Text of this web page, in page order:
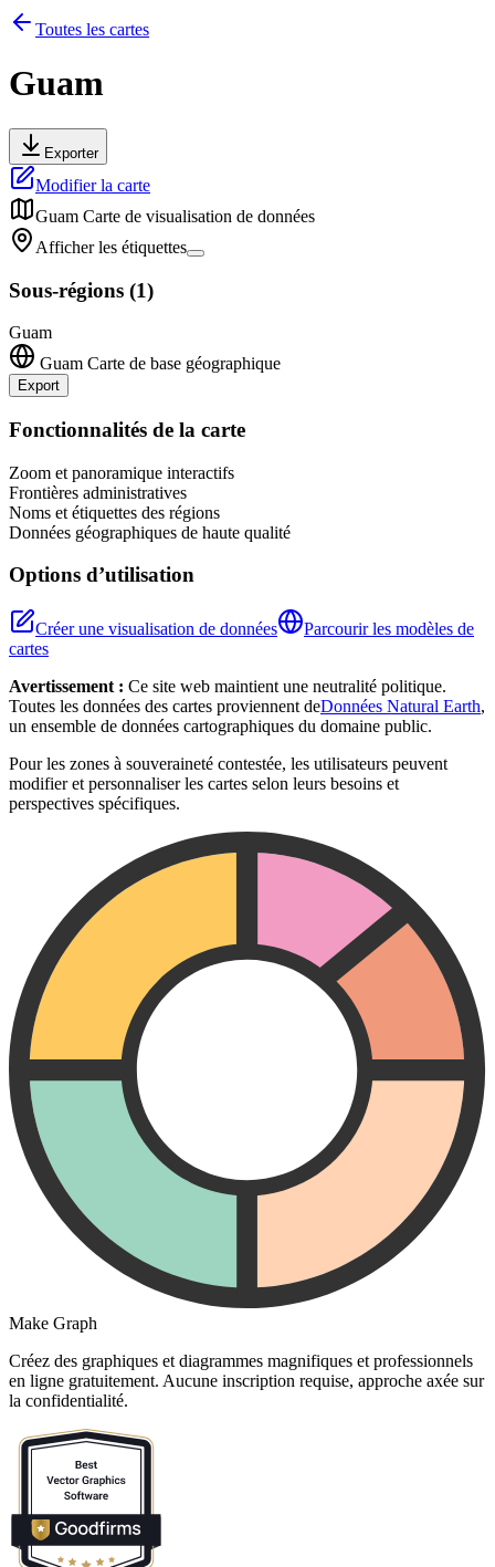
Toutes les cartes
Guam
Exporter
Modifier la carte
Guam Carte de visualisation de données
Afficher les étiquettes
Sous-régions (1)
Guam
Guam Carte de base géographique
Export
+
Fonctionnalités de la carte
Zoom et panoramique interactifs
Frontières administratives
Noms et étiquettes des régions
Données géographiques de haute qualité
Options d’utilisation
Créer une visualisation de données
Parcourir les modèles de
cartes
Avertissement : Ce site web maintient une neutralité politique.
Toutes les données des cartes proviennent deDonnées Natural Earth,
un ensemble de données cartographiques du domaine public.
Pour les zones à souveraineté contestée, les utilisateurs peuvent
modifier et personnaliser les cartes selon leurs besoins et
perspectives spécifiques.
Make Graph
Créez des graphiques et diagrammes magnifiques et professionnels
en ligne gratuitement. Aucune inscription requise, approche axée sur
la confidentialité.